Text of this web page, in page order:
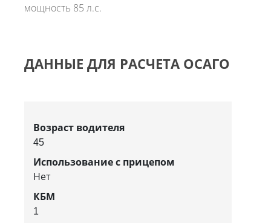
мощность 85 л.с.
ДАННЫЕ ДЛЯ РАСЧЕТА ОСАГО
Возраст водителя
45
Использование с прицепом
Нет
КБМ
1